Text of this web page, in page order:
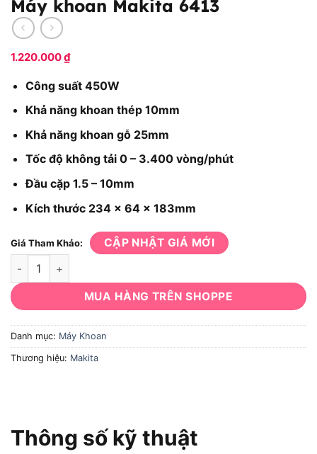
Máy khoan Makita 6413
1.220.000₫
Công suất 450W
Khả năng khoan thép 10mm
Khả năng khoan gỗ 25mm
Tốc độ không tải 0 – 3.400 vòng/phút
Đầu cặp 1.5 – 10mm
Kích thước 234 x 64 x 183mm
Giá Tham Khảo: CẬP NHẬT GIÁ MỚI
Máy khoan Makita 6413 số lượng
MUA HÀNG TRÊN SHOPPE
Danh mục: Máy Khoan
Thương hiệu: Makita
Thông số kỹ thuật